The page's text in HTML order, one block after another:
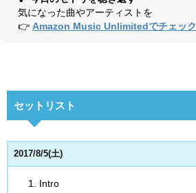
気になった曲やアーティストを
👉 Amazon Music Unlimitedでチェック
セットリスト
2017/8/5(土)
Intro